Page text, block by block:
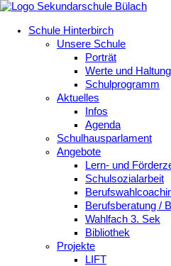
Schule Hinterbirch
Unsere Schule
Porträt
Werte und
Schulprogramm
Aktuelles
Infos
Agenda
Schulhausparlament
Angebote
Lern- und
Schulsozialarbeit
Berufsberatung /
Wahlfach 3. Sek
Bibliothek
Projekte
LIFT